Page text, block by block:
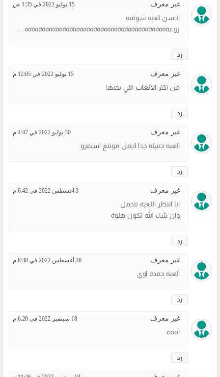
غير معرف 15 يوليو 2022 في 1:35 ص
احسن لعبة شوفته
روعةةةةةةةةةةةةةةةةةةةةةةةةةةةةةةةةةةةةةةةةةةةةةةةةةةةةةةةةةةةةةةة
رد
غير معرف 15 يوليو 2022 في 12:05 م
من اكتر الالعاب اللي بحبها
رد
غير معرف 30 يوليو 2022 في 4:47 م
العبه جميله جدا اجمل موقع استمرو
رد
غير معرف 3 أغسطس 2022 في 6:42 م
انا انتظر اللعبة تتحمل
وان شاء الله تكون هلوة
رد
غير معرف 26 أغسطس 2022 في 8:38 م
العبة جمدة اوي
رد
غير معرف 18 سبتمبر 2022 في 6:20 م
cool
رد